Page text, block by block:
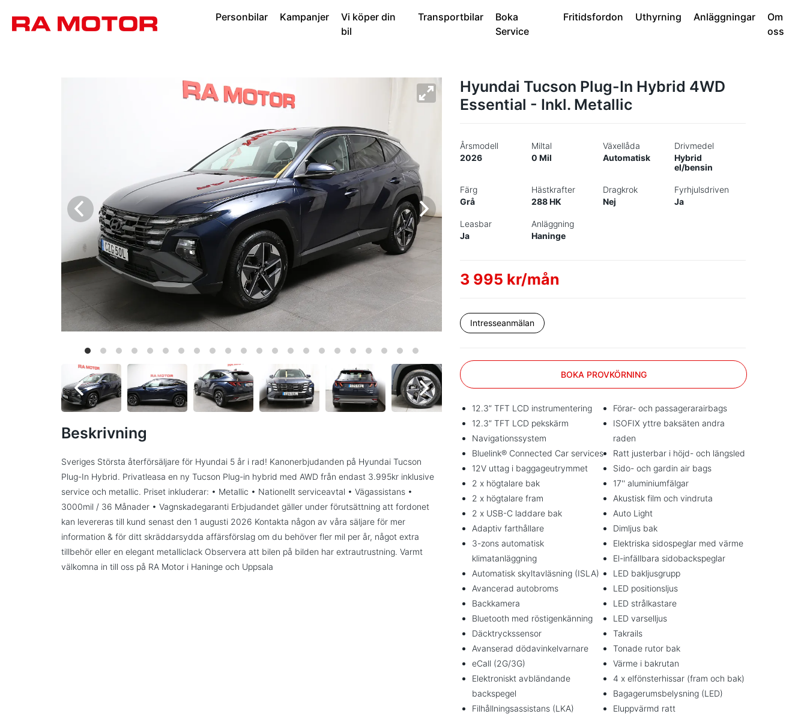
Personbilar Kampanjer
Vi köper din
bil
Transportbilar
Boka
Service
Fritidsfordon Uthyrning Anläggningar
Om
oss
Beskrivning
Sveriges Största återförsäljare för Hyundai 5 år i rad! Kanonerbjudanden på Hyundai Tucson
Plug-In Hybrid. Privatleasa en ny Tucson Plug-in hybrid med AWD från endast 3.995kr inklusive
service och metallic. Priset inkluderar: • Metallic • Nationellt serviceavtal • Vägassistans •
3000mil / 36 Månader • Vagnskadegaranti Erbjudandet gäller under förutsättning att fordonet
kan levereras till kund senast den 1 augusti 2026 Kontakta någon av våra säljare för mer
information & för ditt skräddarsydda affärsförslag om du behöver fler mil per år, något extra
tillbehör eller en elegant metalliclack Observera att bilen på bilden har extrautrustning. Varmt
välkomna in till oss på RA Motor i Haninge och Uppsala
Hyundai Tucson Plug-In Hybrid 4WD
Essential - Inkl. Metallic
Årsmodell
2026
Miltal
0 Mil
Växellåda
Automatisk
Drivmedel
Hybrid
el/bensin
Färg
Grå
Hästkrafter
288 HK
Dragkrok
Nej
Fyrhjulsdriven
Ja
Leasbar
Ja
Anläggning
Haninge
3 995 kr/mån
Intresseanmälan
BOKA PROVKÖRNING
12.3” TFT LCD instrumentering
12.3” TFT LCD pekskärm
Navigationssystem
Bluelink® Connected Car services
12V uttag i baggageutrymmet
2 x högtalare bak
2 x högtalare fram
2 x USB-C laddare bak
Adaptiv farthållare
3-zons automatisk
klimatanläggning
Automatisk skyltavläsning (ISLA)
Avancerad autobroms
Backkamera
Bluetooth med röstigenkänning
Däcktryckssensor
Avanserad dödavinkelvarnare
eCall (2G/3G)
Elektroniskt avbländande
backspegel
Filhållningsassistans (LKA)
Förar- och passagerarairbags
ISOFIX yttre baksäten andra
raden
Ratt justerbar i höjd- och längsled
Sido- och gardin air bags
17'' aluminiumfälgar
Akustisk film och vindruta
Auto Light
Dimljus bak
Elektriska sidospeglar med värme
El-infällbara sidobackspeglar
LED bakljusgrupp
LED positionsljus
LED strålkastare
LED varselljus
Takrails
Tonade rutor bak
Värme i bakrutan
4 x elfönsterhissar (fram och bak)
Bagagerumsbelysning (LED)
Eluppvärmd ratt